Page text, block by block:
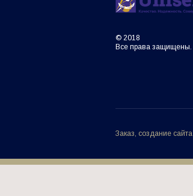
© 2018
Все права защищены.
Заказ, создание сайта